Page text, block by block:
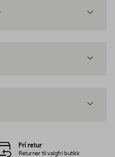
Fri retur
Returner til valgfri butikk